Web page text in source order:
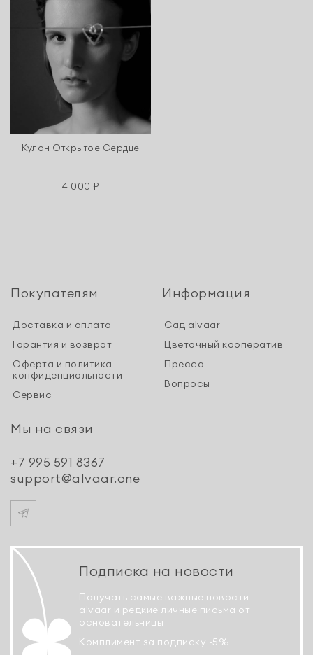
Кулон Открытое Сердце
4 000 ₽
Покупателям
Доставка и оплата
Гарантия и возврат
Оферта и политика
конфиденциальности
Сервис
Информация
Сад alvaar
Цветочный кооператив
Пресса
Вопросы
Мы на связи
+7 995 591 8367
support@alvaar.one
Подписка на новости
Получать самые важные новости
alvaar и редкие личные письма от
основательницы
Комплимент за подписку -5%